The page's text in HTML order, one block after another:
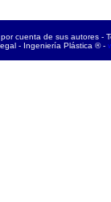
cuenta de sus autores -
- Ingeniería Plástica ® -